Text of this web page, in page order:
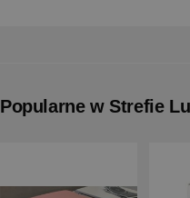
Popularne w Strefie